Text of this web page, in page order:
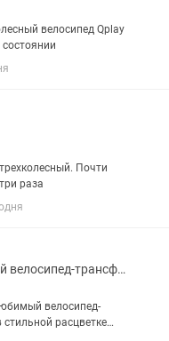
велосипед Qplay
состоянии
Почти
раза
Трехколесный велосипед-трансформер Teknum SL168 (Космос)
велосипед-
расцветке